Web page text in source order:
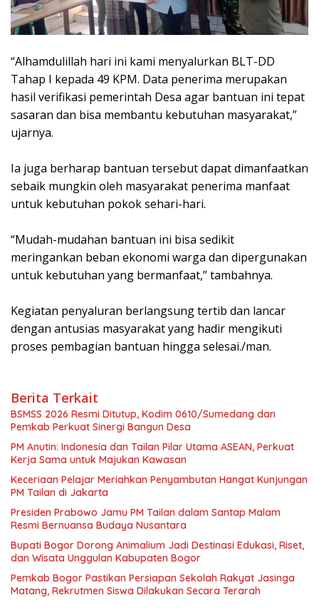
‎“Alhamdulillah hari ini kami menyalurkan BLT-DD
Tahap I kepada 49 KPM. Data penerima merupakan
hasil verifikasi pemerintah Desa agar bantuan ini tepat
sasaran dan bisa membantu kebutuhan masyarakat,”
ujarnya.
‎Ia juga berharap bantuan tersebut dapat dimanfaatkan
sebaik mungkin oleh masyarakat penerima manfaat
untuk kebutuhan pokok sehari-hari.
‎“Mudah-mudahan bantuan ini bisa sedikit
meringankan beban ekonomi warga dan dipergunakan
untuk kebutuhan yang bermanfaat,” tambahnya.
‎Kegiatan penyaluran berlangsung tertib dan lancar
dengan antusias masyarakat yang hadir mengikuti
proses pembagian bantuan hingga selesai./man.
Berita Terkait
BSMSS 2026 Resmi Ditutup, Kodim 0610/Sumedang dan
Pemkab Perkuat Sinergi Bangun Desa
PM Anutin: Indonesia dan Tailan Pilar Utama ASEAN, Perkuat
Kerja Sama untuk Majukan Kawasan
Keceriaan Pelajar Meriahkan Penyambutan Hangat Kunjungan
PM Tailan di Jakarta
Presiden Prabowo Jamu PM Tailan dalam Santap Malam
Resmi Bernuansa Budaya Nusantara
Bupati Bogor Dorong Animalium Jadi Destinasi Edukasi, Riset,
dan Wisata Unggulan Kabupaten Bogor
Pemkab Bogor Pastikan Persiapan Sekolah Rakyat Jasinga
Matang, Rekrutmen Siswa Dilakukan Secara Terarah